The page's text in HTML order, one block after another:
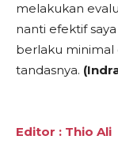
melakukan
nanti efektif
berlaku minimal
tandasnya.
Editor : Thio Ali